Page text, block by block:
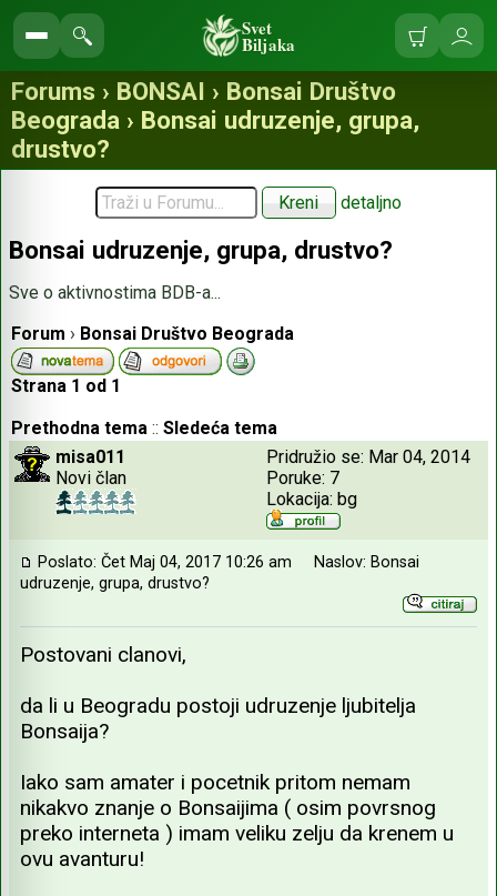
Pretraga
sajta
Svet
Biljaka Korpa
se
Forums › BONSAI › Bonsai Društvo
Beograda › Bonsai udruzenje, grupa,
drustvo?
detaljno
Bonsai udruzenje, grupa, drustvo?
Sve o aktivnostima BDB-a...
Forum › Bonsai Društvo Beograda
Strana 1 od 1
Prethodna tema :: Sledeća tema
misa011
Novi član
Pridružio se: Mar 04, 2014
Poruke: 7
Lokacija: bg
Poslato: Čet Maj 04, 2017 10:26 am
Naslov: Bonsai
udruzenje, grupa, drustvo?
Postovani clanovi,
da li u Beogradu postoji udruzenje ljubitelja
Bonsaija?
Iako sam amater i pocetnik pritom nemam
nikakvo znanje o Bonsaijima ( osim povrsnog
preko interneta ) imam veliku zelju da krenem u
ovu avanturu!